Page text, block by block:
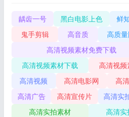
龋齿一号 黑白电影上色
鲜
鬼手剪辑
高音质
高质
高清视频素材免费下载
高清视频素材下载
高清视频
高清视频
高清电影网
高
高清广告
高清宣传片
高清实
高清实拍素材
高清实